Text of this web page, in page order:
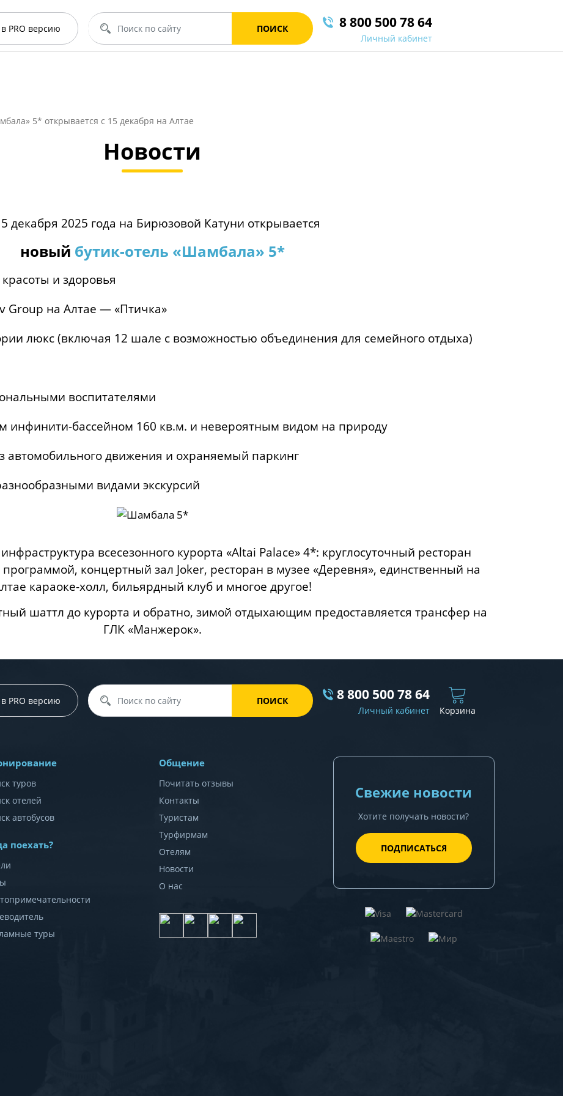
PRO версию ПОИСК 8 800 500 78 64
Личный кабинет
5* открывается с 15 декабря на Алтае
Новости
декабря 2025 года на Бирюзовой Катуни открывается
новый бутик-отель «Шамбала» 5*
и здоровья
Group на Алтае — «Птичка»
люкс (включая 12 шале с возможностью объединения для семейного отдыха)
воспитателями
инфинити-бассейном 160 кв.м. и невероятным видом на природу
автомобильного движения и охраняемый паркинг
видами экскурсий
всесезонного курорта «Altai Palace» 4*: круглосуточный ресторан
программой, концертный зал Joker, ресторан в музее «Деревня», единственный на
караоке-холл, бильярдный клуб и многое другое!
шаттл до курорта и обратно, зимой отдыхающим предоставляется трансфер на
ГЛК «Манжерок».
PRO версию ПОИСК 8 800 500 78 64
Личный кабинет Корзина
туров
отелей
автобусов
поехать?
туры
Общение
Почитать отзывы
Контакты
Туристам
Турфирмам
Отелям
Новости
О нас
Свежие новости
Хотите получать новости?
ПОДПИСАТЬСЯ